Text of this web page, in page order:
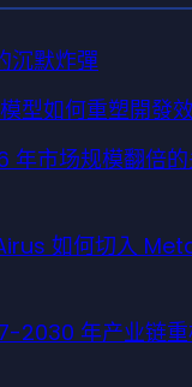
沉默炸彈
型如何重塑開發
年市场规模翻倍
如何切入
2030 年产业链